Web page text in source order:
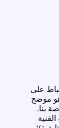
على
هو موضح
بنا.